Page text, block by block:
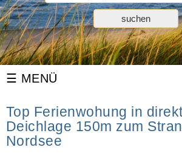
Top Ferienwohung in
Deichlage 150m zum
Nordsee